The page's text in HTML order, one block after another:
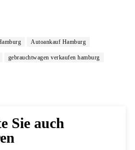
Autoankauf Hamburg
gebrauchtwagen verkaufen hamburg
Sie auch